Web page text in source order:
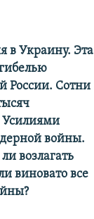
в Украину. Эта
России. Сотни
Усилиями
войны.
возлагать
виновато все